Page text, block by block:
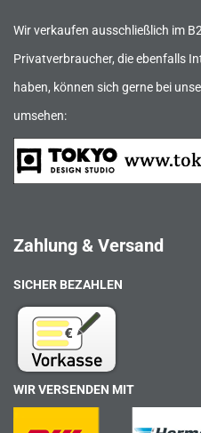
Wir verkaufen ausschließlich im
Privatverbraucher, die ebenfalls
haben, können sich gerne bei
umsehen:
Zahlung & Versand
SICHER BEZAHLEN
WIR VERSENDEN MIT